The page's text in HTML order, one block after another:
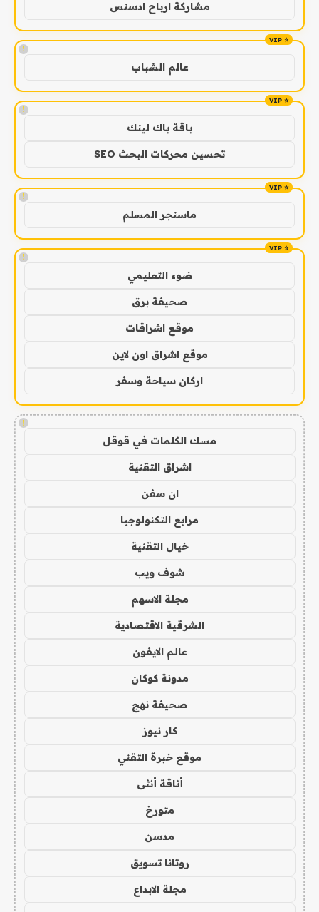
مشاركة ارباح ادسنس
!
عالم الشباب
!
باقة باك لينك
تحسين محركات البحث SEO
!
ماسنجر المسلم
!
ضوء التعليمي
صحيفة برق
موقع اشراقات
موقع اشراق اون لاين
اركان سياحة وسفر
!
مسك الكلمات في قوقل
اشراق التقنية
ان سفن
مرابع التكنولوجيا
خيال التقنية
شوف ويب
مجلة الاسهم
الشرقية الاقتصادية
عالم الايفون
مدونة كوكان
صحيفة نهج
كار نيوز
موقع خبرة التقني
أناقة أنثى
متورخ
مدسن
روتانا تسويق
مجلة الابداع